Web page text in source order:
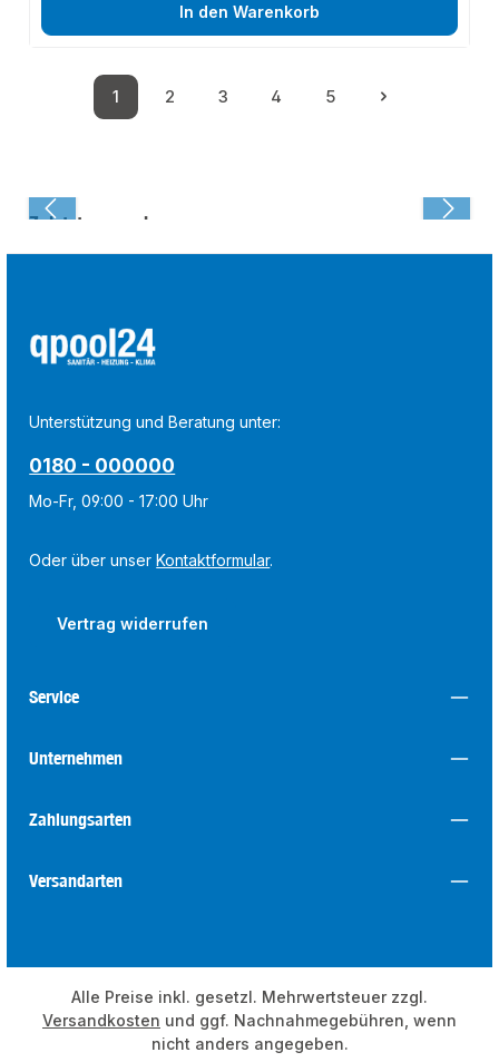
In den Warenkorb
Seite
1
Seite
2
Seite
3
Seite
4
Seite
5
Zuletzt angesehen:
Unterstützung und Beratung unter:
0180 - 000000
Mo-Fr, 09:00 - 17:00 Uhr
Oder über unserKontaktformular.
Vertrag widerrufen
Service
Unternehmen
Zahlungsarten
Versandarten
Alle Preise inkl. gesetzl. Mehrwertsteuer zzgl.
Versandkosten und ggf. Nachnahmegebühren, wenn
nicht anders angegeben.